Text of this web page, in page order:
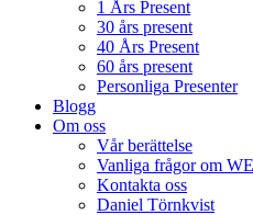
1 Års Present
30 års present
40 Års Present
60 års present
Personliga Presenter
Blogg
Om oss
Vår berättelse
Vanliga frågor om
Kontakta oss
Daniel Törnkvist